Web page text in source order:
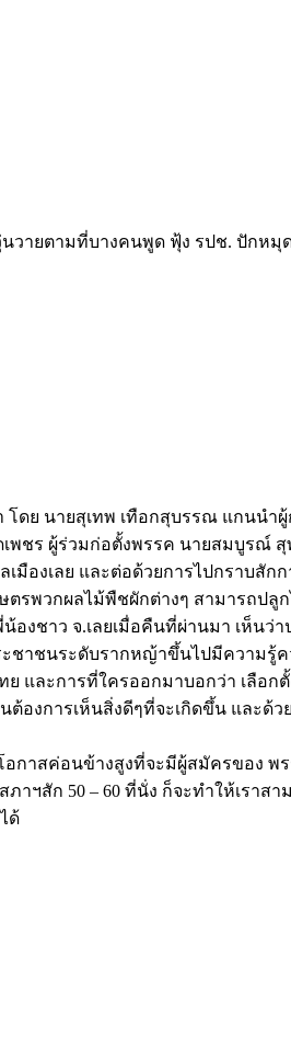
วายตามที่บางคนพูด ฟุ้ง รปช. ปักหมุ
ดย นายสุเทพ เทือกสุบรรณ แกนน
ชร ผู้ร่วมก่อตั้งพรรค นายสมบูรณ์
มืองเลย และต่อด้วยการไปกราบสัก
รพวกผลไม้พืชผักต่างๆ สามารถป
ชาว จ.เลยเมื่อคืนที่ผ่านมา เห็นว่
ชาชนระดับรากหญ้าขึ้นไปมีความรู้คว
และการที่ใครออกมาบอกว่า เลือ
การเห็นสิ่งดีๆที่จะเกิดขึ้น และด้ว
กาสค่อนข้างสูงที่จะมีผู้สมัครของ
สัก 50 – 60 ที่นั่ง ก็จะทำให้เราสา
ด้